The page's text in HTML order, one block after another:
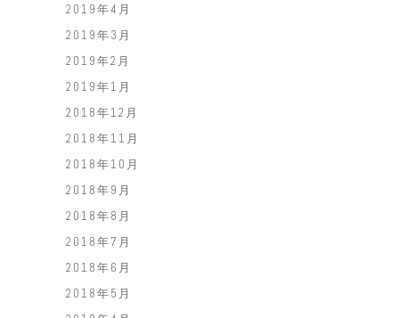
2019年4月
2019年3月
2019年2月
2019年1月
2018年12月
2018年11月
2018年10月
2018年9月
2018年8月
2018年7月
2018年6月
2018年5月